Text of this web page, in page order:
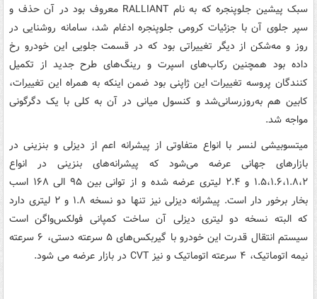
سبک پیشین جلوپنجره که به نام RALLIANT معروف بود در آن حذف و
سپر جلوی آن با جزئیات کرومی جلوپنجره ادغام شد، سامانه روشنایی در
روز و مه‌شکن‌ از دیگر تغییراتی بود که در قسمت جلویی این خودرو رخ
داده بود همچنین رکاب‌های اسپرت و رینگ‌های طرح جدید از تکمیل
کنندگان پروسه تغییرات این ژاپنی بود ضمن اینکه به همراه این تغییرات،
کابین هم به‌روزرسانی‌شد و کنسول میانی در آن به کلی با یک دگرگونی
مواجه شد.
میتسوبیشی لنسر با انواع متفاوتی از پیشرانه اعم از دیزلی و بنزینی در
بازارهای جهانی عرضه می‌شود که پیشرانه‌های بنزینی در انواع
۱.۵،۱.۶،۱.۸،۲ و ۲.۴ لیتری عرضه شده و از توانی بین ۹۵ الی ۱۶۸ اسب
بخار برخور دار است. پیشرانه دیزلی نیز تنها دو نسخه ۱.۸ و ۲ لیتری دارد
که البته نسخه دو لیتری دیزلی آن ساخت کمپانی فولکس‌واگن است
سیستم انتقال قدرت این خودرو با گیربکس‌های ۵ سرعته دستی، ۶ سرعته
نیمه اتوماتیک، ۴ سرعته اتوماتیک و نیز CVT در بازار عرضه می شود.